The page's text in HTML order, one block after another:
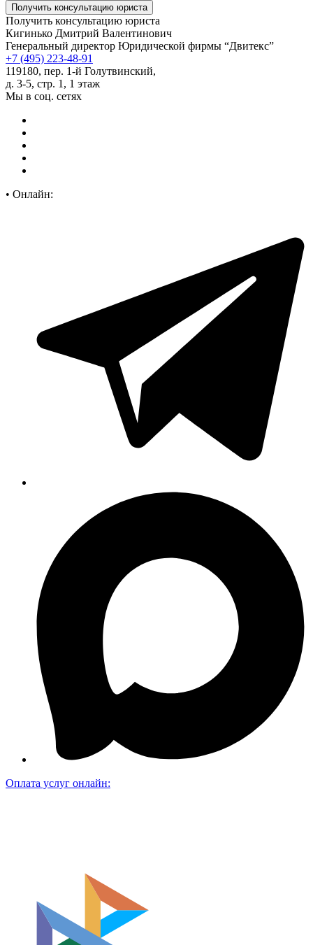
Получить консультацию юриста
Кигинько Дмитрий Валентинович
Генеральный директор Юридической фирмы “Двитекс”
+7 (495) 223-48-91
119180, пер. 1-й Голутвинский,
д. 3-5, стр. 1, 1 этаж
Мы в соц. сетях
• Онлайн:
Оплата услуг онлайн: